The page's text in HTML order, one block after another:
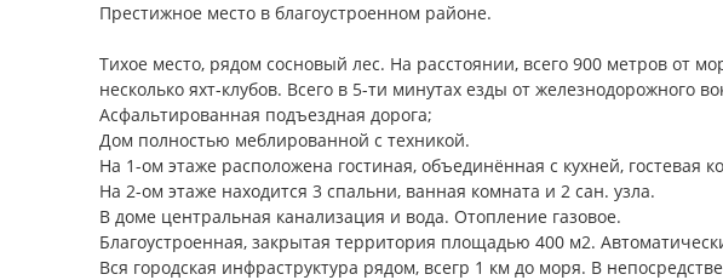
Престижное место в благоустроенном районе.
Тихое место, рядом сосновый лес. На расстоянии, всего 900 метров от
несколько яхт-клубов. Всего в 5-ти минутах езды от железнодорожного
Асфальтированная подъездная дорога;
Дом полностью меблированной с техникой.
На 1-ом этаже расположена гостиная, объединённая с кухней, гостевая
На 2-ом этаже находится 3 спальни, ванная комната и 2 сан. узла.
В доме центральная канализация и вода. Отопление газовое.
Благоустроенная, закрытая территория площадью 400 м2.
Вся городская инфраструктура рядом, всегр 1 км до моря. В